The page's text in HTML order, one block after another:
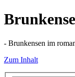
- Brunkensen im
Zum Inhalt